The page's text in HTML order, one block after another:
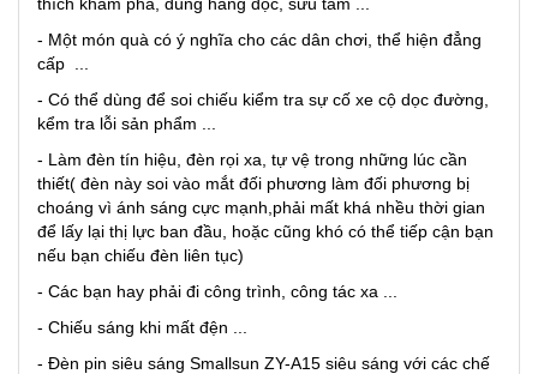
- Một món quà có ý nghĩa cho các dân chơi, thể hiện đẳng
cấp ...
- Có thể dùng để soi chiếu kiểm tra sự cố xe cộ dọc đường,
kểm tra lỗi sản phẩm ...
- Làm đèn tín hiệu, đèn rọi xa, tự vệ trong những lúc cần
thiết( đèn này soi vào mắt đối phương làm đối phương bị
choáng vì ánh sáng cực mạnh,phải mất khá nhều thời gian
để lấy lại thị lực ban đầu, hoặc cũng khó có thể tiếp cận bạn
nếu bạn chiếu đèn liên tục)
- Các bạn hay phải đi công trình, công tác xa ...
- Chiếu sáng khi mất đện ...
- Đèn pin siêu sáng Smallsun ZY-A15 siêu sáng với các chế